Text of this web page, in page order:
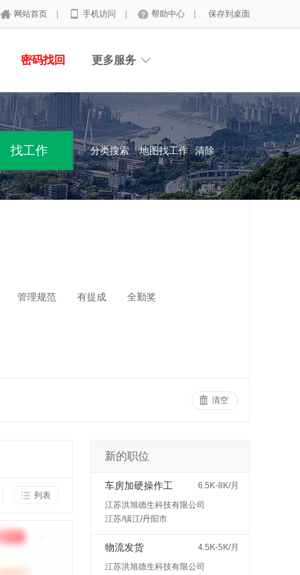
网站首页 手机访问 帮助中心 保存到桌面
密码找回 更多服务
分类搜索 地图找工作 清除
管理规范 有提成 全勤奖
清空
列表
新的职位
车房加硬操作工
6.5K-8K/月
江苏洪旭德生科技有限公司
江苏/镇江/丹阳市
物流发货
4.5K-5K/月
江苏洪旭德生科技有限公司